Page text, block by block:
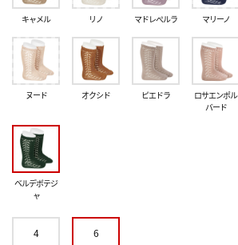
キャメル リノ マドレぺルラ マリーノ
ヌード オクシド ピエドラ
ロサエンポル
バード
ベルデボテジ
ャ
4 6